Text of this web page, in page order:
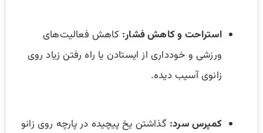
استراحت و کاهش فشار: کاهش فعالیت‌های
ورزشی و خودداری از ایستادن یا راه رفتن زیاد روی
زانوی آسیب دیده.
کمپرس سرد: گذاشتن یخ پیچیده در پارچه روی زانو